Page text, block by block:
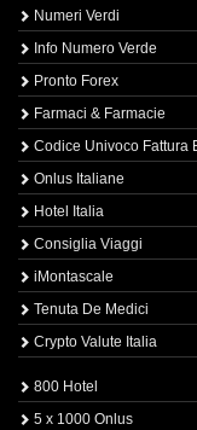
Numeri Verdi
Info Numero Verde
Pronto Forex
Farmaci & Farmacie
Codice Univoco Fattura
Onlus Italiane
Hotel Italia
Consiglia Viaggi
iMontascale
Tenuta De Medici
Crypto Valute Italia
800 Hotel
5 x 1000 Onlus